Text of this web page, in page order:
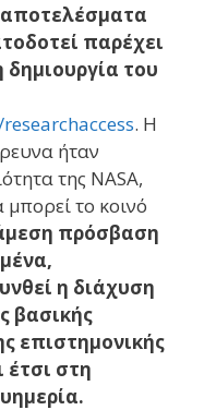
παρέχει
του
. Η
ήταν
της NASA,
το κοινό
πρόσβαση
η διάχυση
βασικής
επιστημονικής
έτσι στη